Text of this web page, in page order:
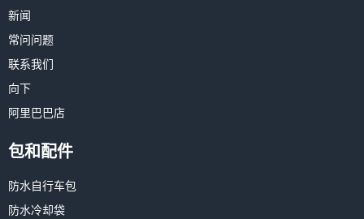
新闻
常问问题
联系我们
向下
阿里巴巴店
包和配件
防水自行车包
防水冷却袋